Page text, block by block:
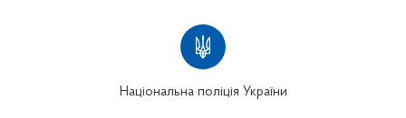
Національна поліція України